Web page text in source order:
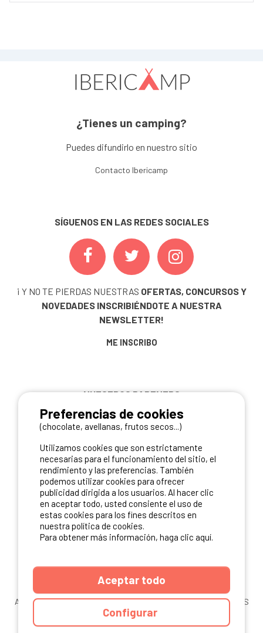
¿Tienes un camping?
Puedes difundirlo en nuestro sitio
Contacto Ibericamp
SÍGUENOS EN LAS REDES SOCIALES
¡ Y NO TE PIERDAS NUESTRAS OFERTAS, CONCURSOS Y
NOVEDADES INSCRIBIÉNDOTE A NUESTRA
NEWSLETTER!
ME INSCRIBO
NUESTROS PARTNERS
ANUARIO CGU DEL SITIO MENCIONES LEGALES
COOKIES
CARTA DE CONFIDENCIALIDAD
Preferencias de cookies
(chocolate, avellanas, frutos secos...)
Utilizamos cookies que son estrictamente
necesarias para el funcionamiento del sitio, el
rendimiento y las preferencias. También
podemos utilizar cookies para ofrecer
publicidad dirigida a los usuarios. Al hacer clic
en aceptar todo, usted consiente el uso de
estas cookies para los fines descritos en
nuestra política de cookies.
Para obtener más información, haga clic aquí.
Aceptar todo
Configurar